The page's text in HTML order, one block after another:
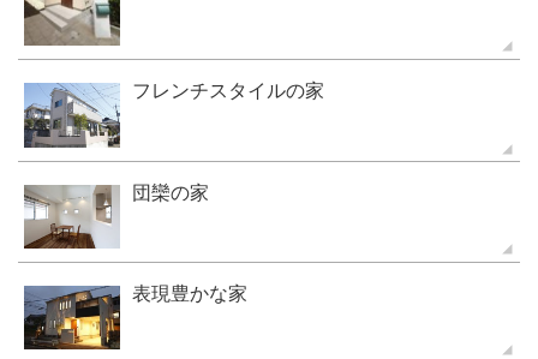
フレンチスタイルの家
団欒の家
表現豊かな家